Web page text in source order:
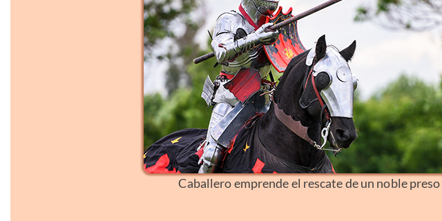
Caballero emprende el rescate de un noble preso